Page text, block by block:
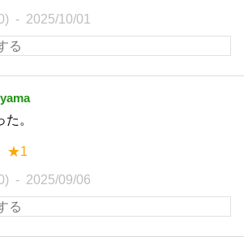
2025/10/01
。
★1
2025/09/06